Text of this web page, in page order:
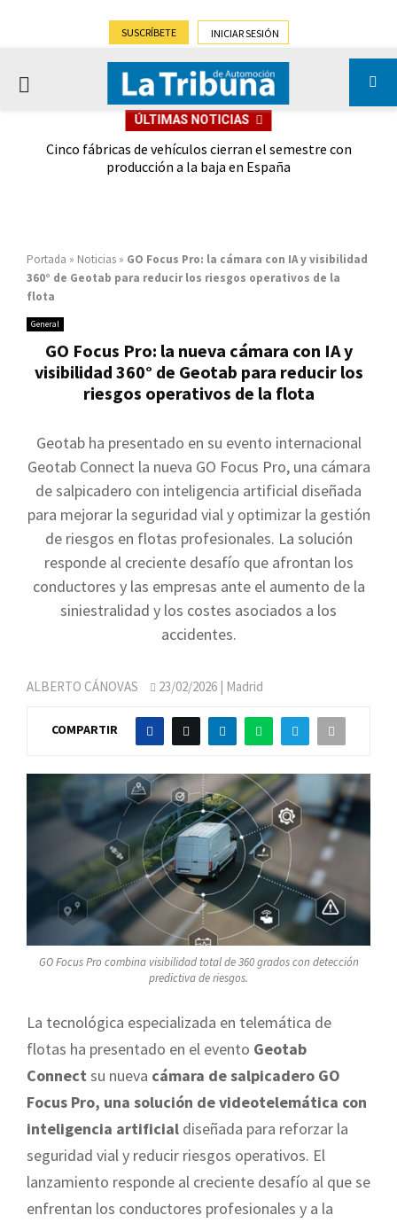
SUSCRÍBETE INICIAR SESIÓN
PRIMARY
ÚLTIMAS NOTICIAS
Cinco fábricas de vehículos cierran el semestre con
producción a la baja en España
Portada » Noticias » GO Focus Pro: la cámara con IA y visibilidad
360° de Geotab para reducir los riesgos operativos de la
flota
General
GO Focus Pro: la nueva cámara con IA y
visibilidad 360° de Geotab para reducir los
riesgos operativos de la flota
Geotab ha presentado en su evento internacional
Geotab Connect la nueva GO Focus Pro, una cámara
de salpicadero con inteligencia artificial diseñada
para mejorar la seguridad vial y optimizar la gestión
de riesgos en flotas profesionales. La solución
responde al creciente desafío que afrontan los
conductores y las empresas ante el aumento de la
siniestralidad y los costes asociados a los
accidentes.
ALBERTO CÁNOVAS 23/02/2026 | Madrid
COMPARTIR
GO Focus Pro combina visibilidad total de 360 grados con detección
predictiva de riesgos.
La tecnológica especializada en telemática de
flotas ha presentado en el evento Geotab
Connect su nueva cámara de salpicadero GO
Focus Pro, una solución de videotelemática con
inteligencia artificial diseñada para reforzar la
seguridad vial y reducir riesgos operativos. El
lanzamiento responde al creciente desafío al que se
enfrentan los conductores profesionales y a la